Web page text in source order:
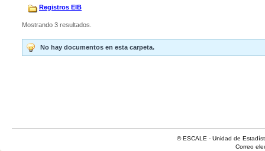
Registros EIB
Mostrando 3 resultados.
No hay documentos en esta carpeta.
© ESCALE - Unidad de
Correo